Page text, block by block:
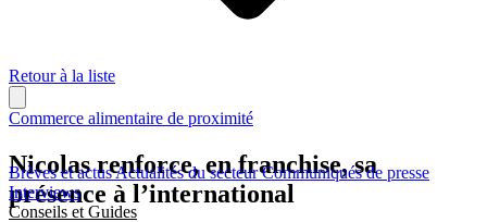
Brèves et actusActualités du secteurCommuniqués de presse
Interviews
Conseils et Guides
Retour à la liste
Commerce alimentaire de proximité
Nicolas renforce, en franchise, sa
présence à l’international